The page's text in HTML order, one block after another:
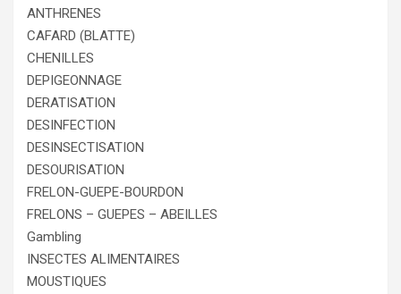
ANTHRENES
CAFARD (BLATTE)
CHENILLES
DEPIGEONNAGE
DERATISATION
DESINFECTION
DESINSECTISATION
DESOURISATION
FRELON-GUEPE-BOURDON
FRELONS – GUEPES – ABEILLES
Gambling
INSECTES ALIMENTAIRES
MOUSTIQUES